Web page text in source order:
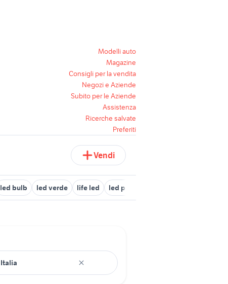
Modelli auto
Magazine
Consigli per la vendita
Negozi e Aziende
Subito per le Aziende
Assistenza
Ricerche salvate
Preferiti
Vendi
led bulb led verde life led led pro